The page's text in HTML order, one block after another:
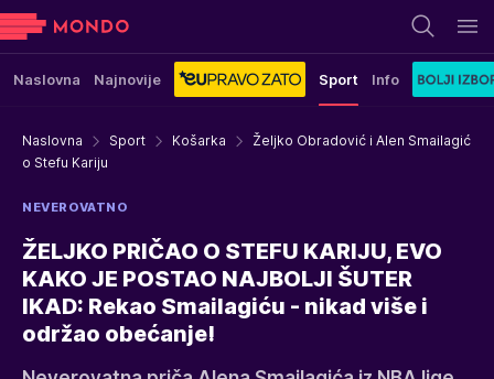
Naslovna Najnovije Sport Info
Naslovna Sport Košarka
Željko Obradović i Alen Smailagić
o Stefu Kariju
NEVEROVATNO
ŽELJKO PRIČAO O STEFU KARIJU, EVO
KAKO JE POSTAO NAJBOLJI ŠUTER
IKAD: Rekao Smailagiću - nikad više i
održao obećanje!